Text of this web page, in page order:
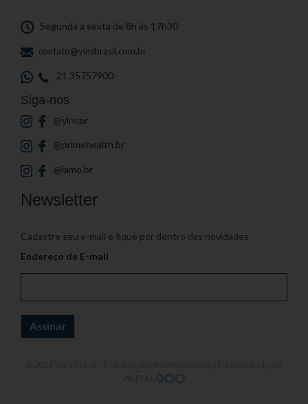
Segunda a sexta de 8h às 17h30
contato@yinsbrasil.com.br
21 35757900
Siga-nos
@yinsbr
@primehealth.br
@iamo.br
Newsletter
Cadastre seu e-mail e fique por dentro das novidades
Endereço de E-mail